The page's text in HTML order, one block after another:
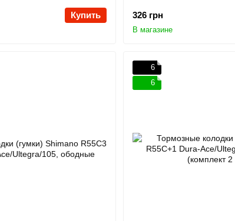
Купить 326 грн
В магазине
6
6